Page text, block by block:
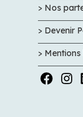
> Nos
> Devenir
>